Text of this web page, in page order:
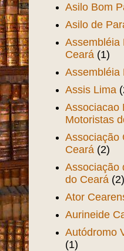
Asilo Bom
Asilo de
Assembléia
Ceará (1)
Assembléia
Assis Lima
Associacao
Motoristas
Associação
Ceará (2)
Associação
do Ceará (2)
Ator
Aurineide
Autódromo
(1)